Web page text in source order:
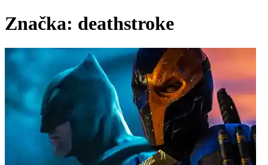
Značka: deathstroke